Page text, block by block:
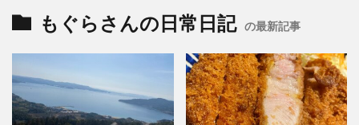
もぐらさんの日常日記 の最新記事